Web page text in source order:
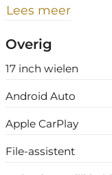
Lees meer
Overig
17 inch wielen
Android Auto
Apple CarPlay
File-assistent